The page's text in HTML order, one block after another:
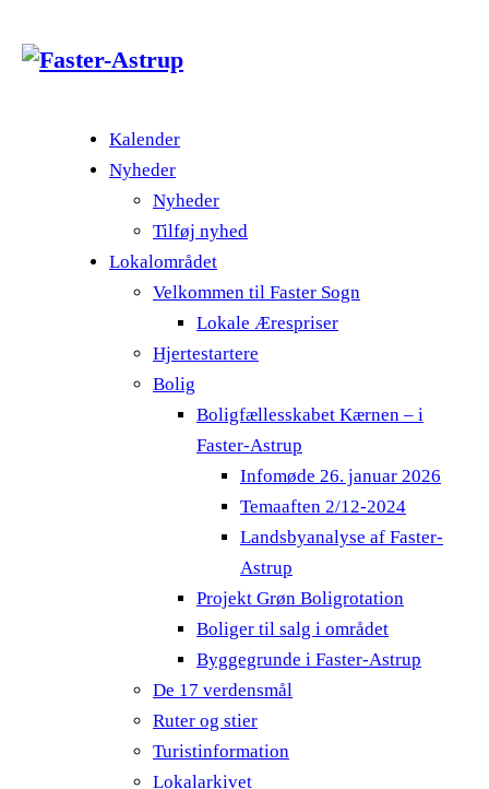
Kalender
Nyheder
Nyheder
Tilføj nyhed
Lokalområdet
Velkommen til Faster Sogn
Lokale Ærespriser
Hjertestartere
Bolig
Boligfællesskabet Kærnen – i
Faster-Astrup
Infomøde 26. januar 2026
Temaaften 2/12-2024
Landsbyanalyse af Faster-
Astrup
Projekt Grøn Boligrotation
Boliger til salg i området
Byggegrunde i Faster-Astrup
De 17 verdensmål
Ruter og stier
Turistinformation
Lokalarkivet